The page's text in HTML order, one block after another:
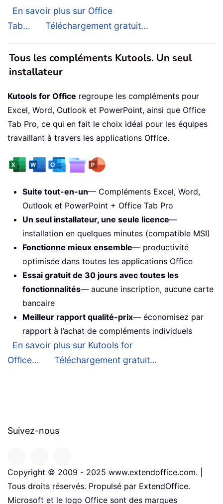
En savoir plus sur Office
Tab...
Téléchargement gratuit...
Tous les compléments Kutools. Un seul
installateur
Kutools for Office regroupe les compléments pour
Excel, Word, Outlook et PowerPoint, ainsi que Office
Tab Pro, ce qui en fait le choix idéal pour les équipes
travaillant à travers les applications Office.
Suite tout-en-un— Compléments Excel, Word,
Outlook et PowerPoint + Office Tab Pro
Un seul installateur, une seule licence—
installation en quelques minutes (compatible MSI)
Fonctionne mieux ensemble— productivité
optimisée dans toutes les applications Office
Essai gratuit de 30 jours avec toutes les
fonctionnalités— aucune inscription, aucune carte
bancaire
Meilleur rapport qualité-prix— économisez par
rapport à l’achat de compléments individuels
En savoir plus sur Kutools for
Office...
Téléchargement gratuit…
Suivez-nous
Copyright © 2009 - 2025 www.extendoffice.com. |
Tous droits réservés. Propulsé par ExtendOffice.
Microsoft et le logo Office sont des marques